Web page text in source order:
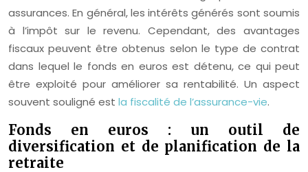
assurances. En général, les intérêts générés sont soumis
à l’impôt sur le revenu. Cependant, des avantages
fiscaux peuvent être obtenus selon le type de contrat
dans lequel le fonds en euros est détenu, ce qui peut
être exploité pour améliorer sa rentabilité. Un aspect
souvent souligné est la fiscalité de l’assurance-vie.
Fonds en euros : un outil de
diversification et de planification de la
retraite